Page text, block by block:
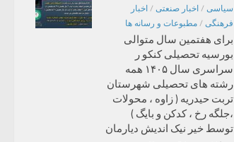
سیاسی / اخبار صنعتی / اخبار
فرهنگی / مطبوعات و رسانه ها
برای هفتمین سال متوالی
بورسیه تحصیلی کنکو ر
سراسری سال ۱۴۰۵ همه
رشته های تحصیلی شهرستان
تربت حیدریه ( زاوه ، محولات
،جلگه رخ ، کدکن و بایگ )
توسط خیر نیک اندیش دیارمان